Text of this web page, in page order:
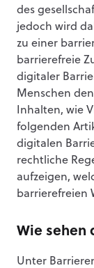
des
jedoch wird
zu einer
barrierefreie
digitaler
Menschen
Inhalten, wie
folgenden
digitalen
rechtliche
aufzeigen,
barrierefreien
Wie sehen
Unter